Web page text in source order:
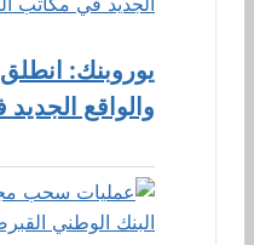
يوروبنك:
والواقع